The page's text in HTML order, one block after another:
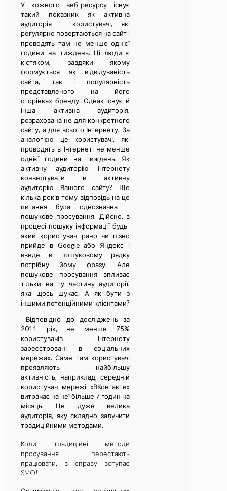
У кожного веб-ресурсу існує
такий показник як активна
аудиторія – користувачі, які
регулярно повертаються на сайт і
проводять там не менше однієї
години на тиждень. Ці люди є
кістяком, завдяки якому
формується як відвідуваність
сайта, так і популярність
представленого на його
сторінках бренду. Однак існує й
інша активна аудиторія,
розрахована не для конкретного
сайту, а для всього Інтернету. За
аналогією це користувачі, які
проводять в Інтернеті не менше
однієї години на тиждень. Як
активну аудиторію Інтернету
конвертувати в активну
аудиторію Вашого сайту? Ще
кілька років тому відповідь на це
питання була однозначна –
пошукове просування. Дійсно, в
процесі пошуку інформації будь-
який користувач рано чи пізно
прийде в Google або Яндекс і
введе в пошуковому рядку
потрібну йому фразу. Але
пошукове просування впливає
тільки на ту частину аудиторії,
яка щось шукає. А як бути з
іншими потенційними клієнтами?
Відповідно до досліджень за
2011 рік, не менше 75%
користувачів Інтернету
зареєстровані в соціальних
мережах. Саме там користувачі
проявляють найбільшу
активність, наприклад, середній
користувач мережі «ВКонтакте»
витрачає на неї більше 7 годин на
місяць. Це дуже велика
аудиторія, яку складно залучити
традиційними методами.
Коли традиційні методи
просування перестають
працювати, в справу вступає
SMO!